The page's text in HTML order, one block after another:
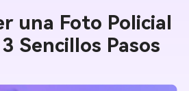
una Foto Policial
Sencillos Pasos